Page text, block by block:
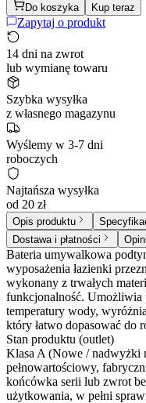
Do koszyka Kup teraz
Zapytaj o produkt
14 dni na zwrot
lub wymianę towaru
Szybka wysyłka
z własnego magazynu
Wyślemy w 3-7 dni
roboczych
Najtańsza wysyłka
od 20 zł
Opis produktu
Dostawa i płatności
Bateria umywalkowa
wyposażenia łazienki
wykonany z trwałych
funkcjonalność. Umożliwia
temperatury wody,
który łatwo dopasować do
Stan produktu (outlet)
Klasa A (Nowe / nadwyżki
pełnowartościowy,
końcówka serii lub zwrot
użytkowania, w pełni